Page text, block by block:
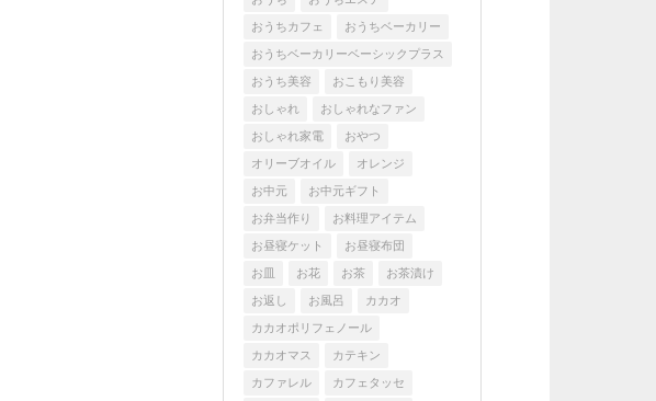
おうちカフェ おうちベーカリー
おうちベーカリーベーシックプラス
おうち美容 おこもり美容
おしゃれ おしゃれなファン
おしゃれ家電 おやつ
オリーブオイル オレンジ
お中元 お中元ギフト
お弁当作り お料理アイテム
お昼寝ケット お昼寝布団
お皿 お花 お茶 お茶漬け
お返し お風呂 カカオ
カカオポリフェノール
カカオマス カテキン
カファレル カフェタッセ